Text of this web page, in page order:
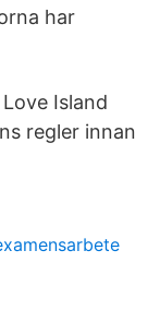
har
Island
regler innan